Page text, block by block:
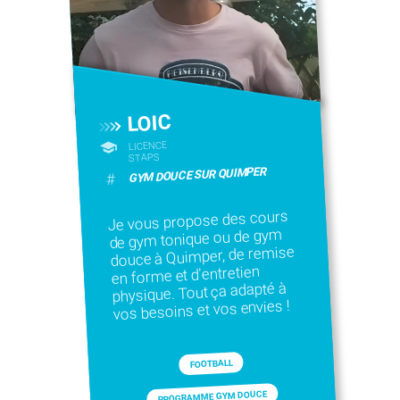
LOIC
LICENCE
STAPS
# GYM DOUCE SUR QUIMPER
Je vous propose des cours
de gym tonique ou de gym
douce à Quimper, de remise
en forme et d'entretien
physique. Tout ça adapté à
vos besoins et vos envies !
FOOTBALL
PROGRAMME GYM DOUCE